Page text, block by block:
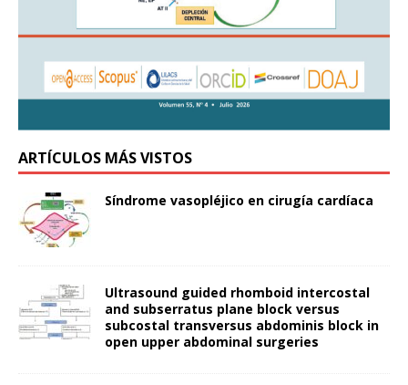
ARTÍCULOS MÁS VISTOS
Síndrome vasopléjico en cirugía cardíaca
Ultrasound guided rhomboid intercostal
and subserratus plane block versus
subcostal transversus abdominis block in
open upper abdominal surgeries